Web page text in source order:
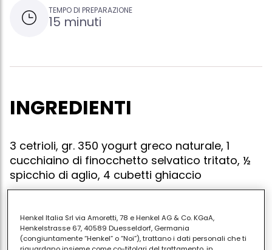
TEMPO DI PREPARAZIONE
15 minuti
INGREDIENTI
3 cetrioli, gr. 350 yogurt greco naturale, 1
cucchiaino di finocchetto selvatico tritato, ½
spicchio di aglio, 4 cubetti ghiaccio
Lavate i cetrioli e sbucciateli. tagliateli a metà ed
eliminate gran parte dei semi interni. mettete nel
Henkel Italia Srl via Amoretti, 78 e Henkel AG & Co. KGaA,
Henkelstrasse 67, 40589 Duesseldorf, Germania
(congiuntamente “Henkel” o “Noi”), trattano i dati personali che ti